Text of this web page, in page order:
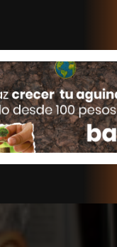
importa...